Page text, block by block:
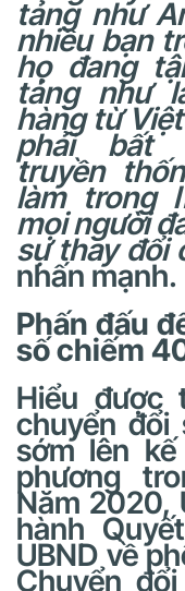
tảng như
nhiều bạn
họ đang
tảng như
hàng từ
phải bất
truyền
làm trong
mọi người
sự thay đổi
nhấn mạnh.
Phấn đấu
số chiếm
Hiểu được
chuyển đổi
sớm lên
phương
Năm 2020,
hành
UBND về
Chuyển